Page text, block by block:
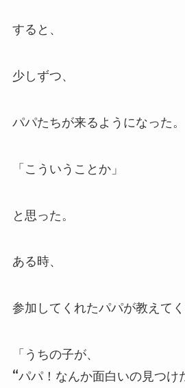
すると、
少しずつ、
パパたちが来るようになった。
「こういうことか」
と思った。
ある時、
参加してくれたパパが教えてく
「うちの子が、
“パパ！なんか面白いの見つけ